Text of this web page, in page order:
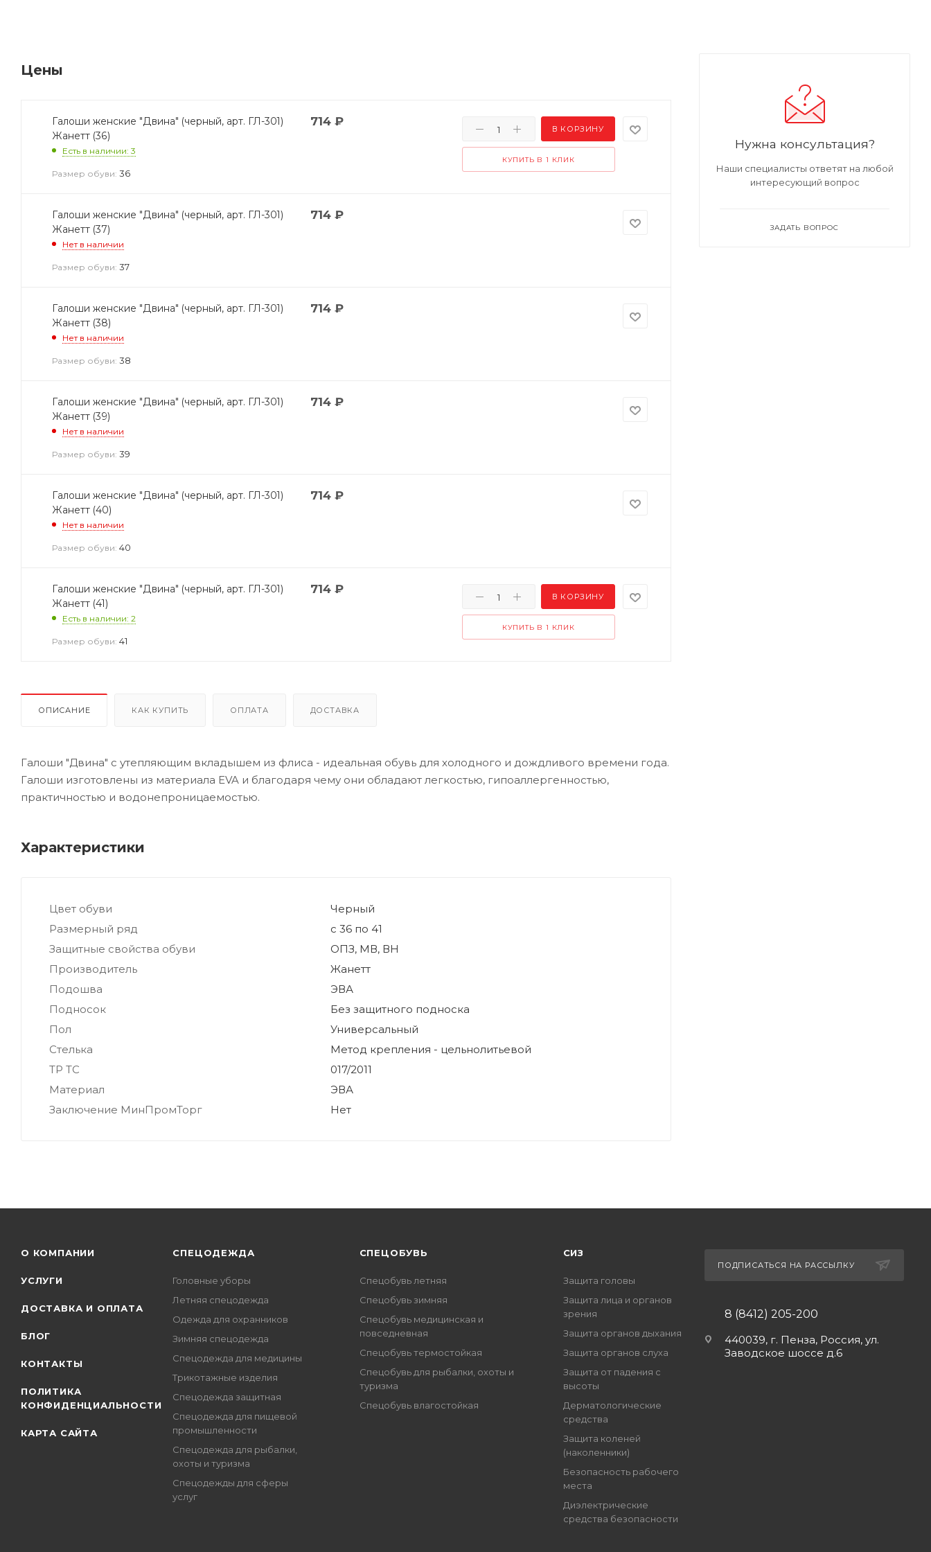
Цены
Галоши женские "Двина" (черный, арт. ГЛ-301)
Жанетт (36)
Есть в наличии: 3
Размер обуви: 36
714₽
В КОРЗИНУ
КУПИТЬ В 1 КЛИК
Галоши женские "Двина" (черный, арт. ГЛ-301)
Жанетт (37)
Нет в наличии
Размер обуви: 37
714₽
Галоши женские "Двина" (черный, арт. ГЛ-301)
Жанетт (38)
Нет в наличии
Размер обуви: 38
714₽
Галоши женские "Двина" (черный, арт. ГЛ-301)
Жанетт (39)
Нет в наличии
Размер обуви: 39
714₽
Галоши женские "Двина" (черный, арт. ГЛ-301)
Жанетт (40)
Нет в наличии
Размер обуви: 40
714₽
Галоши женские "Двина" (черный, арт. ГЛ-301)
Жанетт (41)
Есть в наличии: 2
Размер обуви: 41
714₽
В КОРЗИНУ
КУПИТЬ В 1 КЛИК
ОПИСАНИЕ КАК КУПИТЬ ОПЛАТА ДОСТАВКА
Галоши "Двина" с утепляющим вкладышем из флиса - идеальная обувь для холодного и дождливого времени года.
Галоши изготовлены из материала EVA и благодаря чему они обладают легкостью, гипоаллергенностью,
практичностью и водонепроницаемостью.
Характеристики
Цвет обуви
Черный
Размерный ряд
с 36 по 41
Защитные свойства обуви
ОПЗ, МВ, ВН
Производитель
Жанетт
Подошва
ЭВА
Подносок
Без защитного подноска
Пол
Универсальный
Стелька
Метод крепления - цельнолитьевой
ТР ТС
017/2011
Материал
ЭВА
Заключение МинПромТорг
Нет
Нужна консультация?
Наши специалисты ответят на любой
интересующий вопрос
ЗАДАТЬ ВОПРОС
О КОМПАНИИ
УСЛУГИ
ДОСТАВКА И ОПЛАТА
БЛОГ
КОНТАКТЫ
ПОЛИТИКА
КОНФИДЕНЦИАЛЬНОСТИ
КАРТА САЙТА
СПЕЦОДЕЖДА
Головные уборы
Летняя спецодежда
Одежда для охранников
Зимняя спецодежда
Спецодежда для медицины
Трикотажные изделия
Спецодежда защитная
Спецодежда для пищевой
промышленности
Спецодежда для рыбалки,
охоты и туризма
Спецодежды для сферы
услуг
CПЕЦОБУВЬ
Спецобувь летняя
Спецобувь зимняя
Спецобувь медицинская и
повседневная
Спецобувь термостойкая
Спецобувь для рыбалки, охоты и
туризма
Спецобувь влагостойкая
СИЗ
Защита головы
Защита лица и органов
зрения
Защита органов дыхания
Защита органов слуха
Защита от падения с
высоты
Дерматологические
средства
Защита коленей
(наколенники)
Безопасность рабочего
места
Диэлектрические
средства безопасности
ПОДПИСАТЬСЯ НА РАССЫЛКУ
8 (8412) 205-200
440039, г. Пенза, Россия, ул.
Заводское шоссе д.6